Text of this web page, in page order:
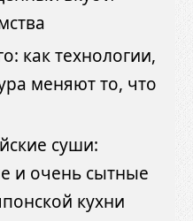
как технологии,
меняют то, что
суши:
и очень сытные
кухни